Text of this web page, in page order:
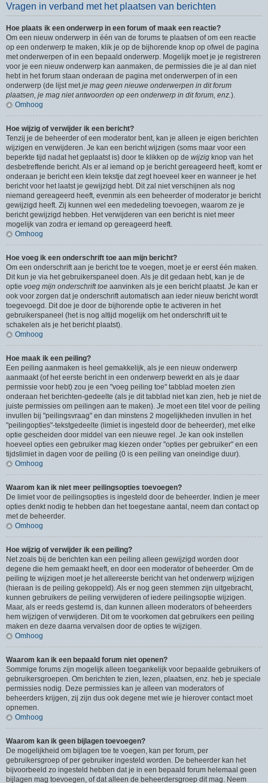
Vragen in verband met het plaatsen van berichten
Hoe plaats ik een onderwerp in een forum of maak een reactie?
Om een nieuw onderwerp in één van de forums te plaatsen of om een reactie
op een onderwerp te maken, klik je op de bijhorende knop op ofwel de pagina
met onderwerpen of in een bepaald onderwerp. Mogelijk moet je je registreren
voor je een nieuw onderwerp kan aanmaken, de permissies die je al dan niet
hebt in het forum staan onderaan de pagina met onderwerpen of in een
onderwerp (de lijst metje mag geen nieuwe onderwerpen in dit forum
plaatsen, je mag niet antwoorden op een onderwerp in dit forum, enz.).
Omhoog
Hoe wijzig of verwijder ik een bericht?
Tenzij je de beheerder of een moderator bent, kan je alleen je eigen berichten
wijzigen en verwijderen. Je kan een bericht wijzigen (soms maar voor een
beperkte tijd nadat het geplaatst is) door te klikken op de wijzig knop van het
desbetreffende bericht. Als er al iemand op je bericht gereageerd heeft, komt er
onderaan je bericht een klein tekstje dat zegt hoeveel keer en wanneer je het
bericht voor het laatst je gewijzigd hebt. Dit zal niet verschijnen als nog
niemand gereageerd heeft, evenmin als een beheerder of moderator je bericht
gewijzigd heeft. Zij kunnen wel een mededeling toevoegen, waarom ze je
bericht gewijzigd hebben. Het verwijderen van een bericht is niet meer
mogelijk van zodra er iemand op gereageerd heeft.
Omhoog
Hoe voeg ik een onderschrift toe aan mijn bericht?
Om een onderschrift aan je bericht toe te voegen, moet je er eerst één maken.
Dit kun je via het gebruikerspaneel doen. Als je dit gedaan hebt, kan je de
optie voeg mijn onderschrift toe aanvinken als je een bericht plaatst. Je kan er
ook voor zorgen dat je onderschrift automatisch aan ieder nieuw bericht wordt
toegevoegd. Dit doe je door de bijhorende optie te activeren in het
gebruikerspaneel (het is nog altijd mogelijk om het onderschrift uit te
schakelen als je het bericht plaatst).
Omhoog
Hoe maak ik een peiling?
Een peiling aanmaken is heel gemakkelijk, als je een nieuw onderwerp
aanmaakt (of het eerste bericht in een onderwerp bewerkt en als je daar
permissie voor hebt) zou je een "voeg peiling toe" tabblad moeten zien
onderaan het berichten-gedeelte (als je dit tabblad niet kan zien, heb je niet de
juiste permissies om peilingen aan te maken). Je moet een titel voor de peiling
invullen bij "peilingsvraag" en dan minstens 2 mogelijkheden invullen in het
"peilingopties"-tekstgedeelte (limiet is ingesteld door de beheerder), met elke
optie gescheiden door middel van een nieuwe regel. Je kan ook instellen
hoeveel opties een gebruiker mag kiezen onder "opties per gebruiker" en een
tijdslimiet in dagen voor de peiling (0 is een peiling van oneindige duur).
Omhoog
Waarom kan ik niet meer peilingsopties toevoegen?
De limiet voor de peilingsopties is ingesteld door de beheerder. Indien je meer
opties denkt nodig te hebben dan het toegestane aantal, neem dan contact op
met de beheerder.
Omhoog
Hoe wijzig of verwijder ik een peiling?
Net zoals bij de berichten kan een peiling alleen gewijzigd worden door
degene die hem gemaakt heeft, en door een moderator of beheerder. Om de
peiling te wijzigen moet je het allereerste bericht van het onderwerp wijzigen
(hieraan is de peiling gekoppeld). Als er nog geen stemmen zijn uitgebracht,
kunnen gebruikers de peiling verwijderen of iedere peilingsoptie wijzigen.
Maar, als er reeds gestemd is, dan kunnen alleen moderators of beheerders
hem wijzigen of verwijderen. Dit om te voorkomen dat gebruikers een peiling
maken en deze daarna vervalsen door de opties te wijzigen.
Omhoog
Waarom kan ik een bepaald forum niet openen?
Sommige forums zijn mogelijk alleen toegankelijk voor bepaalde gebruikers of
gebruikersgroepen. Om berichten te zien, lezen, plaatsen, enz. heb je speciale
permissies nodig. Deze permissies kan je alleen van moderators of
beheerders krijgen, zij zijn dus ook degene met wie je hierover contact moet
opnemen.
Omhoog
Waarom kan ik geen bijlagen toevoegen?
De mogelijkheid om bijlagen toe te voegen, kan per forum, per
gebruikersgroep of per gebruiker ingesteld worden. De beheerder kan het
bijvoorbeeld zo ingesteld hebben dat je in een bepaald forum helemaal geen
bijlagen mag toevoegen, of dat alleen de beheerdersgroep dit mag. Neem